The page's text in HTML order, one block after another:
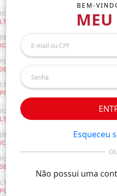
BEM-
MEU
Esqueceu
Não possui uma